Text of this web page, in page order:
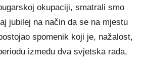
okupaciji, smatrali smo
jubilej na način da se na mjestu
spomenik koji je, nažalost,
između dva svjetska rada,